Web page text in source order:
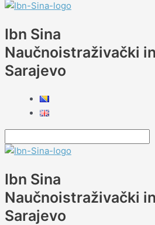
Ibn Sina
Naučnoistraživački
Sarajevo
Ibn Sina
Naučnoistraživački
Sarajevo